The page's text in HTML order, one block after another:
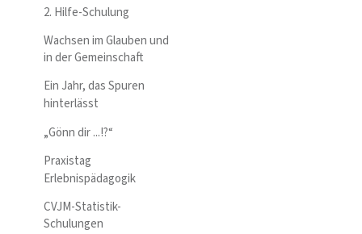
2. Hilfe-Schulung
Wachsen im Glauben und
in der Gemeinschaft
Ein Jahr, das Spuren
hinterlässt
„Gönn dir ...!?“
Praxistag
Erlebnispädagogik
CVJM-Statistik-
Schulungen